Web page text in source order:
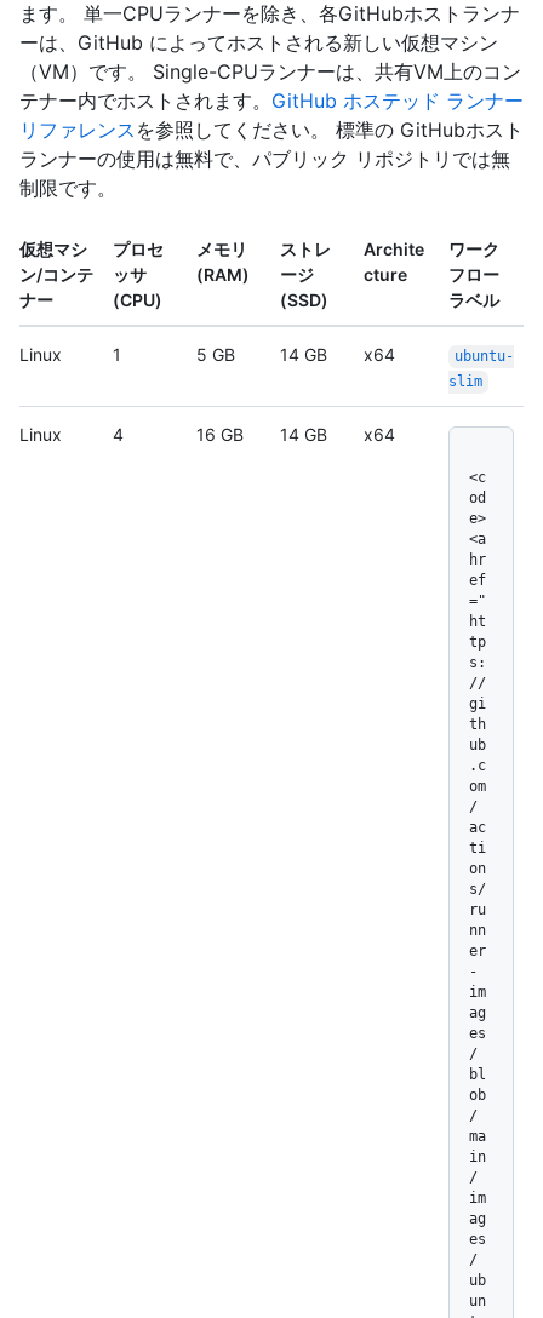
ます。 単一CPUランナーを除き、各GitHubホストランナ
ーは、GitHub によってホストされる新しい仮想マシン
（VM）です。 Single-CPUランナーは、共有VM上のコン
テナー内でホストされます。 GitHub ホステッド ランナー
リファレンス を参照してください。 標準の GitHubホスト
ランナーの使用は無料で、パブリック リポジトリでは無
制限です。
仮想マシ
ン/コンテ
ナー
プロセ
ッサ
(CPU)
メモリ
(RAM)
ストレ
ージ
(SSD)
Archite
cture
ワーク
フロー
ラベル
Linux 1 5 GB 14 GB x64
ubuntu-
slim
Linux 4 16 GB 14 GB x64
<c
od
e>
<a
hr
ef
="
ht
tp
s:
//
gi
th
ub
.c
om
/
ac
ti
on
s/
ru
nn
er
-
im
ag
es
/
bl
ob
/
ma
in
/
im
ag
es
/
ub
un